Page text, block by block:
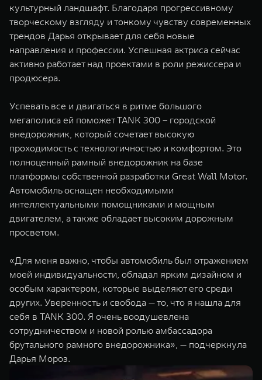
Масштаб возможностей
от 6 449 000 ₽ от 8 099
культурный ландшафт. Благодаря прогрессивному
творческому взгляду и тонкому чувству современных
трендов Дарья открывает для себя новые
направления и профессии. Успешная актриса сейчас
активно работает над проектами в роли режиссера и
продюсера.
Успевать все и двигаться в ритме большого
мегаполиса ей поможет TANK 300 – городской
внедорожник, который сочетает высокую
проходимость с технологичностью и комфортом. Это
полноценный рамный внедорожник на базе
платформы собственной разработки Great Wall Motor.
Автомобиль оснащен необходимыми
интеллектуальными помощниками и мощным
двигателем, а также обладает высоким дорожным
просветом.
«Для меня важно, чтобы автомобиль был отражением
моей индивидуальности, обладал ярким дизайном и
особым характером, которые выделяют его среди
других. Уверенность и свобода — то, что я нашла для
себя в TANK 300. Я очень воодушевлена
сотрудничеством и новой ролью амбассадора
брутального рамного внедорожника», — подчеркнула
Дарья Мороз.